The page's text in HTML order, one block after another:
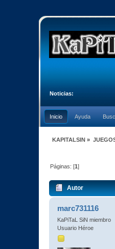
Noticias:
Inicio Ayuda
KAPITALSIN »
Páginas: [1]
Autor
marc731116
KaPiTaL SiN miembro
Usuario Héroe